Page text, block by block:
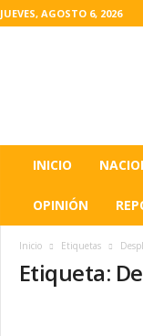
JUEVES, AGOSTO 6, 2026
INICIO
OPINIÓN
Inicio Etiquetas
Etiqueta: